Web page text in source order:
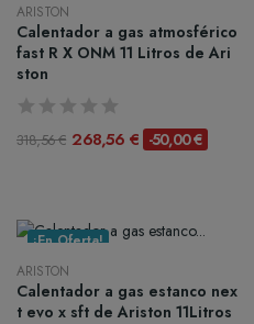
ARISTON
Calentador a gas atmosférico
fast R X ONM 11 Litros de Ari
ston
318,56 € 268,56 € -50,00 €
¡En Oferta!
ARISTON
Calentador a gas estanco nex
t evo x sft de Ariston 11Litros